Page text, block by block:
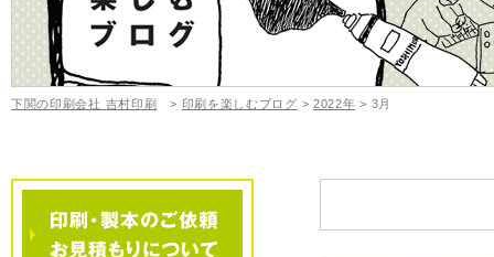
下関の印刷会社 吉村印刷 > 印刷を楽しむブログ > 2022年 > 3月